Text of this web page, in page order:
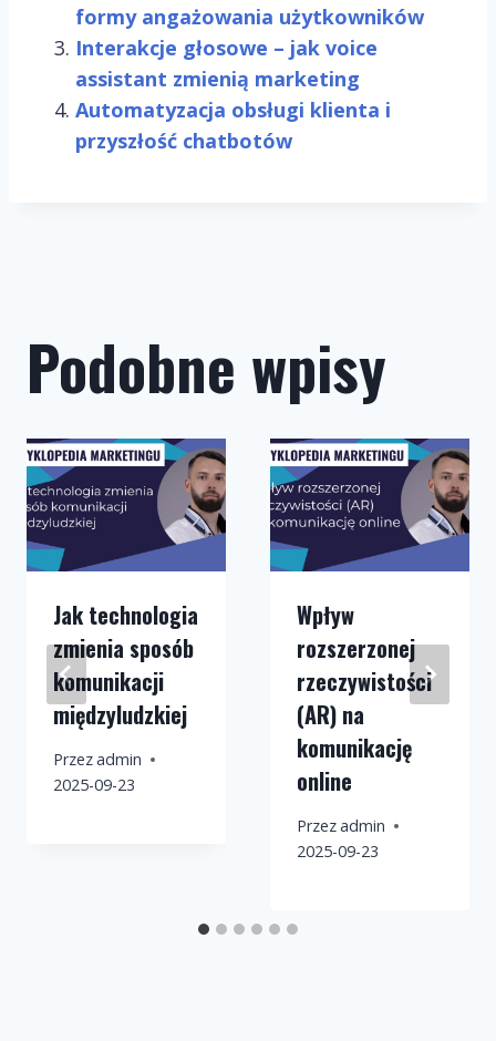
formy angażowania użytkowników
Interakcje głosowe – jak voice
assistant zmienią marketing
Automatyzacja obsługi klienta i
przyszłość chatbotów
Podobne wpisy
Jak technologia
zmienia sposób
komunikacji
międzyludzkiej
Przezadmin
2025-09-23
Wpływ
rozszerzonej
rzeczywistości
(AR) na
komunikację
online
Przezadmin
2025-09-23